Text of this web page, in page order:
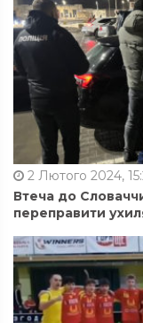
2 Лютого 2024,
Втеча до
переправити